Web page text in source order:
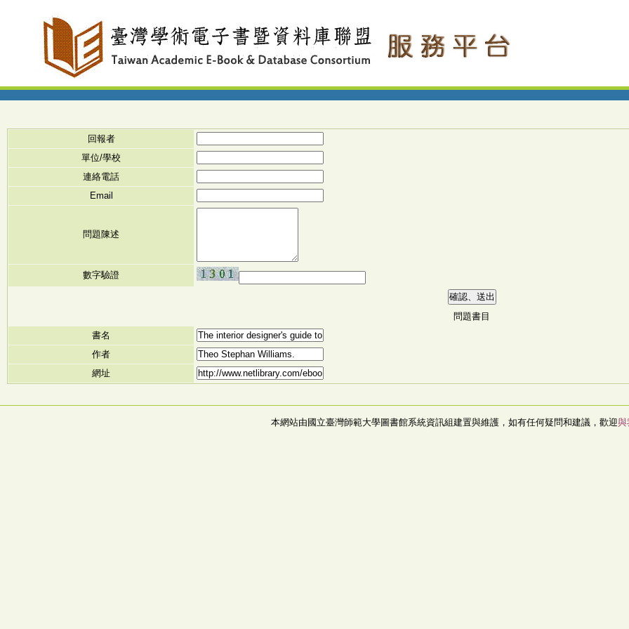
回報者
單位/學校
連絡電話
Email
問題陳述
數字驗證
問題書目
書名
作者
網址
本網站由國立臺灣師範大學圖書館系統資訊組建置與維護，如有任何疑問和建議，歡迎與